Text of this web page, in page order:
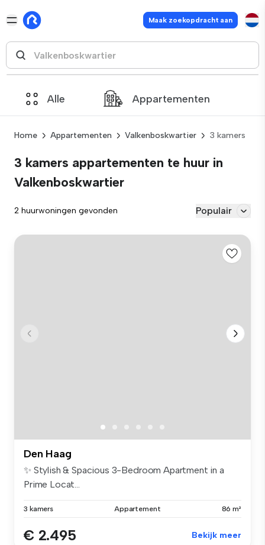
Maak zoekopdracht aan
Alle Appartementen
Home Appartementen Valkenboskwartier 3 kamers
3 kamers appartementen te huur in
Valkenboskwartier
2 huurwoningen gevonden Populair
Den Haag
✨ Stylish & Spacious 3-Bedroom Apartment in a
Prime Locat...
3 kamers Appartement 86 m²
€ 2.495 Bekijk meer